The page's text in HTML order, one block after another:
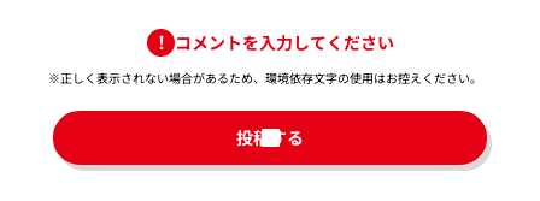
コメントを入力してください
※正しく表示されない場合があるため、環境依存文字の使用はお控えください。​
投稿する